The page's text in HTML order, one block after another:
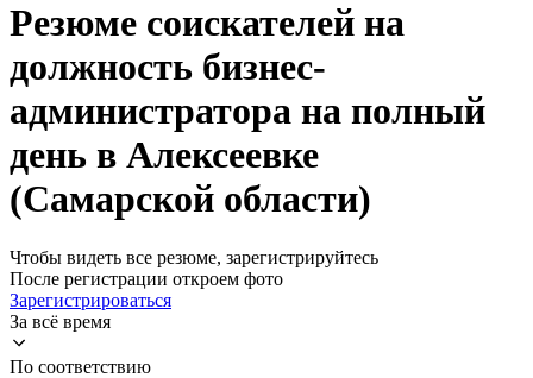
Резюме соискателей на
должность бизнес-
администратора на полный
день в Алексеевке
(Самарской области)
Чтобы видеть все резюме, зарегистрируйтесь
После регистрации откроем фото
Зарегистрироваться
За всё время
По соответствию